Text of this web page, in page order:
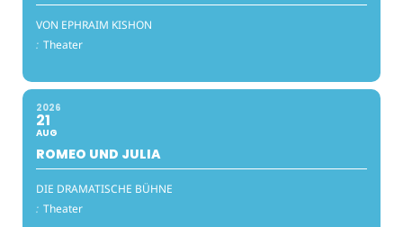
VON EPHRAIM KISHON
: Theater
2026
21
AUG
ROMEO UND JULIA
DIE DRAMATISCHE BÜHNE
: Theater